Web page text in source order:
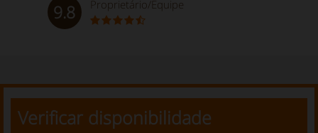
9.8 Proprietário/Equipe
Verificar disponibilidade